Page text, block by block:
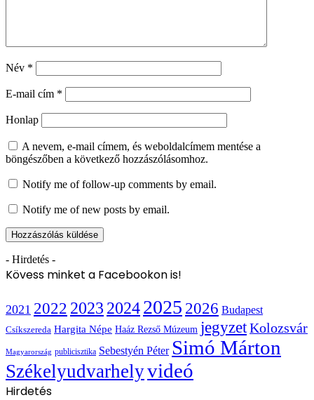
Név *
E-mail cím *
Honlap
A nevem, e-mail címem, és weboldalcímem mentése a
böngészőben a következő hozzászólásomhoz.
Notify me of follow-up comments by email.
Notify me of new posts by email.
- Hirdetés -
Kövess minket a Facebookon is!
2021 2022 2023 20242025 2026 Budapest
Csíkszereda Hargita Népe Haáz Rezső Múzeum jegyzetKolozsvár
Magyarország publicisztika Sebestyén Péter Simó Márton
Székelyudvarhelyvideó
Hirdetés